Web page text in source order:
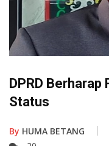
DPRD Berharap
Status
By HUMA BETANG